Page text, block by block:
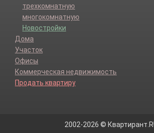
трехкомнатную
многокомнатную
Новостройки
Дома
Участок
Офисы
Коммерческая недвижимость
Продать квартиру
2002-2026 ©